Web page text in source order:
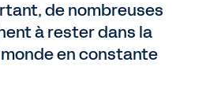
de nombreuses
à rester dans la
en constante